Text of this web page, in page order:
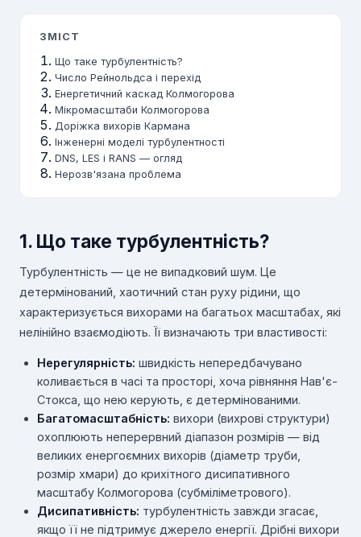
ЗМІСТ
Що таке турбулентність?
Число Рейнольдса і перехід
Енергетичний каскад Колмогорова
Мікромасштаби Колмогорова
Доріжка вихорів Кармана
Інженерні моделі турбулентності
DNS, LES і RANS — огляд
Нерозв'язана проблема
1. Що таке турбулентність?
Турбулентність — це не випадковий шум. Це
детермінований, хаотичний стан руху рідини, що
характеризується вихорами на багатьох масштабах, які
нелінійно взаємодіють. Її визначають три властивості:
Нерегулярність: швидкість непередбачувано
коливається в часі та просторі, хоча рівняння Нав'є-
Стокса, що нею керують, є детермінованими.
Багатомасштабність: вихори (вихрові структури)
охоплюють неперервний діапазон розмірів — від
великих енергоємних вихорів (діаметр труби,
розмір хмари) до крихітного дисипативного
масштабу Колмогорова (субміліметрового).
Дисипативність: турбулентність завжди згасає,
якщо її не підтримує джерело енергії. Дрібні вихори